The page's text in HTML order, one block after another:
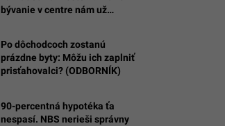
bývanie v centre nám už
Po dôchodcoch zostanú
prázdne byty: Môžu ich zaplniť
prisťahovalci? (ODBORNÍK)
90-percentná hypotéka ťa
nespasí. NBS nerieši správny